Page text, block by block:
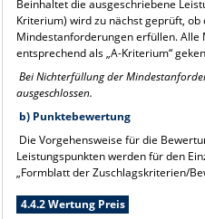
Beinhaltet die ausgeschriebene
Kriterium) wird zu nächst geprüft,
Mindestanforderungen erfüllen.
entsprechend als „A-Kriterium“
Bei Nichterfüllung der
ausgeschlossen.
b) Punktebewertung
Die Vorgehensweise für die
Leistungspunkten werden für den
„Formblatt der Zuschlagskriterien/
4.4.2 Wertung Preis